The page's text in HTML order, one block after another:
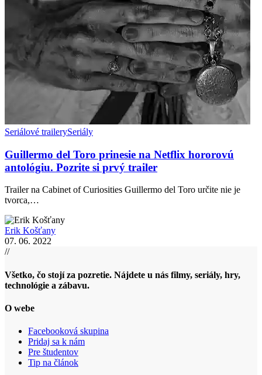
Seriálové trailerySeriály
Guillermo del Toro prinesie na Netflix hororovú
antológiu. Pozrite si prvý trailer
Trailer na Cabinet of Curiosities Guillermo del Toro určite nie je
tvorca,…
Erik Košťany
07. 06. 2022
//
Všetko, čo stojí za pozretie. Nájdete u nás filmy, seriály, hry,
technológie a zábavu.
O webe
Facebooková skupina
Pridaj sa k nám
Pre študentov
Tip na článok